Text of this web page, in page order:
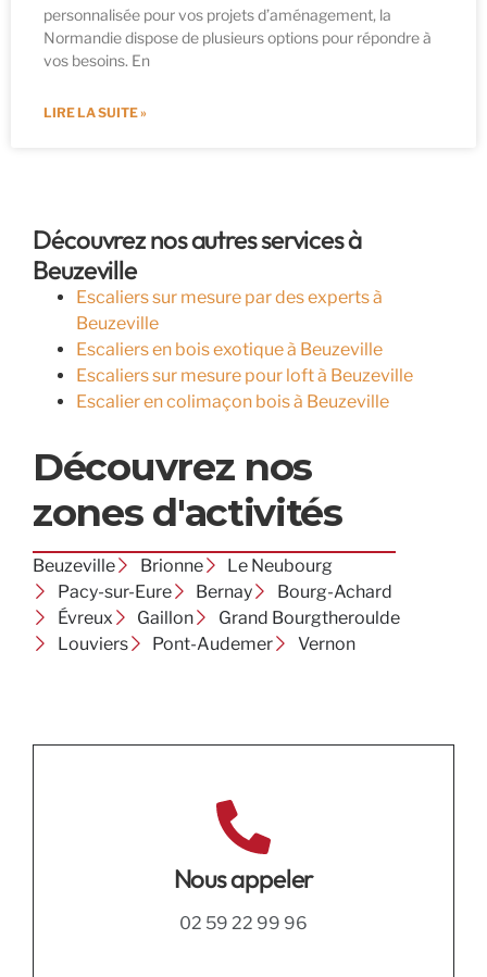
personnalisée pour vos projets d’aménagement, la
Normandie dispose de plusieurs options pour répondre à
vos besoins. En
LIRE LA SUITE »
Découvrez nos autres services à
Beuzeville
Escaliers sur mesure par des experts à
Beuzeville
Escaliers en bois exotique à Beuzeville
Escaliers sur mesure pour loft à Beuzeville
Escalier en colimaçon bois à Beuzeville
Découvrez nos
zones d'activités
Beuzeville Brionne
Le Neubourg
Pacy-sur-Eure
Bernay
Bourg-Achard
Évreux
Gaillon
Grand Bourgtheroulde
Louviers
Pont-Audemer Vernon
Nous appeler
02 59 22 99 96